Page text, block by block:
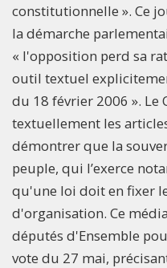
constitutionnelle ». Ce
la démarche
« l'opposition perd sa
outil textuel
du 18 février 2006 ». Le
textuellement les
démontrer que la
peuple, qui l’exerce
qu'une loi doit en fixer
d'organisation. Ce
députés d'Ensemble
vote du 27 mai,